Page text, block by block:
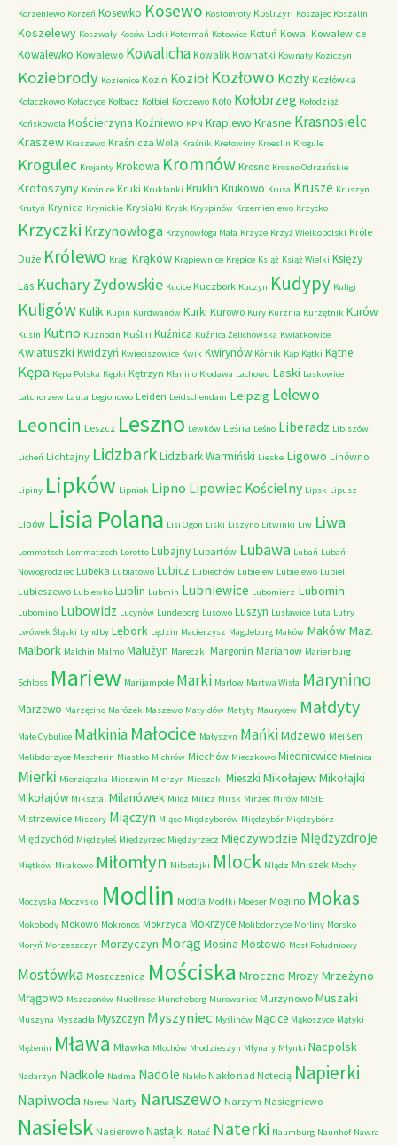
Korzeniewo Korzeń Kosewko Kosewo Kostomłoty Kostrzyn Koszajec Koszalin
Koszelewy Koszwały Kosów Lacki Kotermań Kotowice Kotuń Kowal Kowalewice
Kowalewko Kowalewo Kowalicha Kowalik Kownatki Kownaty Koziczyn
Koziebrody Kozienice Kozin Kozioł Kozłowo Kozły Kozłówka
Kołaczkowo Kołaczyce Kołbacz Kołbiel Kołczewo Koło Kołobrzeg Kołodziąż
Końskowola Kościerzyna Koźniewo KPN Kraplewo Krasne Krasnosielc
Kraszew Kraszewo Kraśnicza Wola Kraśnik Kretowiny Kroeslin Krogule
Krogulec Krojanty Krokowa Kromnów Krosno Krosno Odrzańskie
Krotoszyny Krośnice Kruki Kruklanki Kruklin Krukowo Krusa Krusze Kruszyn
Krutyń Krynica Krynickie Krysiaki Krysk Kryspinów Krzemieniewo Krzycko
Krzyczki Krzynowłoga Krzynowłoga Mała Krzyże Krzyż Wielkopolski Króle
Duże Królewo Krągi Krąków Krąpiewnice Krępice Książ Książ Wielki Księży
Las Kuchary Żydowskie Kucice Kuczbork Kuczyn Kudypy Kuligi
KuligówKulik Kupin Kurdwanów Kurki Kurowo Kury Kurznia Kurzętnik Kurów
Kusin Kutno Kuznocin Kuślin Kuźnica Kuźnica Żelichowska Kwiatkowice
Kwiatuszki Kwidzyń Kwieciszowice Kwik Kwirynów Kórnik Kąp Kątki Kątne
Kępa Kępa Polska Kępki Kętrzyn Kłanino Kłodawa Lachowo Laski Laskowice
Latchorzew Lauta Legionowo Leiden Leidschendam Leipzig Lelewo
Leoncin Leszcz Leszno Lewków Leśna Leśno Liberadz Libiszów
Licheń Lichtajny LidzbarkLidzbark Warmiński Lieske Ligowo Linówno
Lipiny Lipków Lipniak Lipno Lipowiec Kościelny Lipsk Lipusz
Lipów Lisia Polana Lisi Ogon Liski Liszyno Litwinki Liw Liwa
Lommatsch Lommatzsch Loretto Lubajny Lubartów Lubawa Lubań Lubań
Nowogrodziec Lubeka Lubiatowo Lubicz Lubiechów Lubiejew Lubiejewo Lubiel
Lubieszewo Lublewko Lublin Lubmin Lubniewice Lubomierz Lubomin
Lubomino Lubowidz Lucynów Lundeborg Lusowo Luszyn Lusławice Luta Lutry
Lwówek Śląski Lyndby Lębork Lędzin Macierzysz Magdeburg Maków Maków Maz.
Malbork Malchin Malmo Malużyn Mareczki Margonin Marianów Marienburg
Schloss Mariew Marijampole Marki Marlow Martwa Wisła Marynino
Marzewo Marzęcino Marózek Maszewo Matyldów Matyty Maurycew Małdyty
Małe Cybulice Małkinia Małocice Małyszyn MańkiMdzewo Meißen
Melibdorzyce Mescherin Miastko Michrów Miechów Mieczkowo Miedniewice Mielnica
Mierki Mierziączka Mierzwin Mierzyn Mieszaki Mieszki MikołajewMikołajki
Mikołajów Miksztal Milanówek Milcz Milicz Mirsk Mirzec Mirów MISIE
Mistrzewice Miszory Miączyn Miąse Międzyborów Międzybór Międzybórz
Międzychód Międzyleś Międzyrzec Międzyrzecz Międzywodzie Międzyzdroje
Miętków Miłakowo Miłomłyn Miłostajki Mlock Mlądz Mniszek Mochy
Moczyska Moczysko Modlin Modła Modłki Moeser Mogilno Mokas
Mokobody Mokowo Mokronos Mokrzyca Mokrzyce Molibdorzyce Morliny Morsko
Moryń Morzeszczyn Morzyczyn MorągMosina Mostowo Most Południowy
Mostówka Moszczenica Mościska Mroczno Mrozy Mrzeżyno
Mrągowo Mszczonów Muellrose Muncheberg Murowaniec Murzynowo Muszaki
Muszyna Myszadła Myszczyn Myszyniec Myślinów Mącice Mąkoszyce Mątyki
Mężenin Mława Mławka Młochów Młodzieszyn Młynary Młynki Nacpolsk
Nadarzyn Nadkole Nadma Nadole Nakło Nakło nad Notecią Napierki
Napiwoda Narew Narty Naruszewo Narzym Nasiegniewo
Nasielsk Nasierowo Nastajki Natać Naterki Naumburg Naunhof Nawra